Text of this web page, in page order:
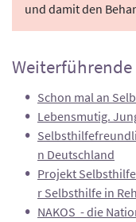
und damit den
Weiterführende
Schon mal an
Lebensmutig.
n Deutschland
Projekt
r Selbsthilfe in
NAKOS - die